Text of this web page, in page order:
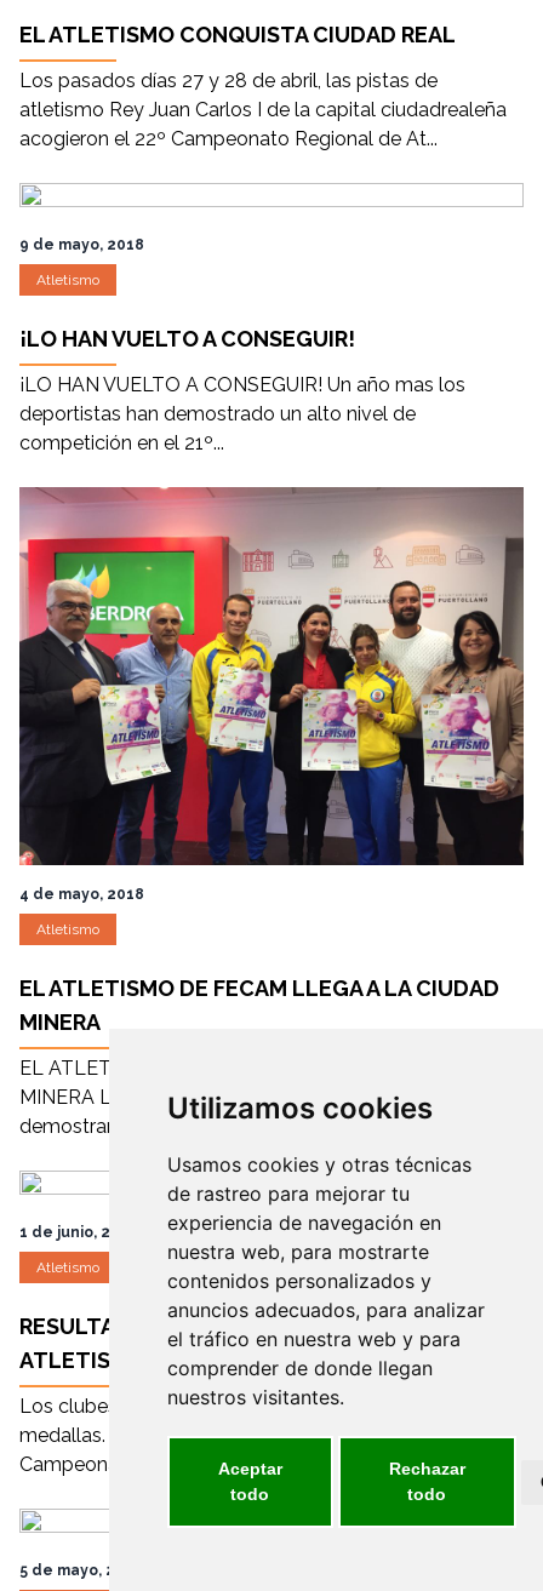
Utilizamos cookies
Usamos cookies y otras técnicas
de rastreo para mejorar tu
experiencia de navegación en
nuestra web, para mostrarte
contenidos personalizados y
anuncios adecuados, para analizar
el tráfico en nuestra web y para
comprender de donde llegan
nuestros visitantes.
Aceptar
todo
Rechazar
todo
EL ATLETISMO CONQUISTA CIUDAD REAL
Los pasados días 27 y 28 de abril, las pistas de
atletismo Rey Juan Carlos I de la capital ciudadrealeña
acogieron el 22º Campeonato Regional de At...
9 de mayo, 2018
Atletismo
¡LO HAN VUELTO A CONSEGUIR!
¡LO HAN VUELTO A CONSEGUIR! Un año mas los
deportistas han demostrado un alto nivel de
competición en el 21º...
4 de mayo, 2018
Atletismo
EL ATLETISMO DE FECAM LLEGA A LA CIUDAD
MINERA
EL ATLETISMO DE FECAM LLEGA A LA CIUDAD
MINERA Los atletas castellanomanchegos
demostrarán que todo esfuerzo tie...
1 de junio, 2017
Atletismo
RESULTADOS CAMPEONATO DE ESPAÑA DE
ATLETISMO
Los clubes de FECAM regresan de Huelva con 39
medallas. Del 24 al 28 de mayo se organizó el
Campeonato de Esp...
5 de mayo, 2017